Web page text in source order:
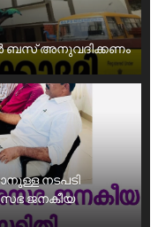
ബസ് അനുവദിക്കണം
നടപടി
ജനകീയ